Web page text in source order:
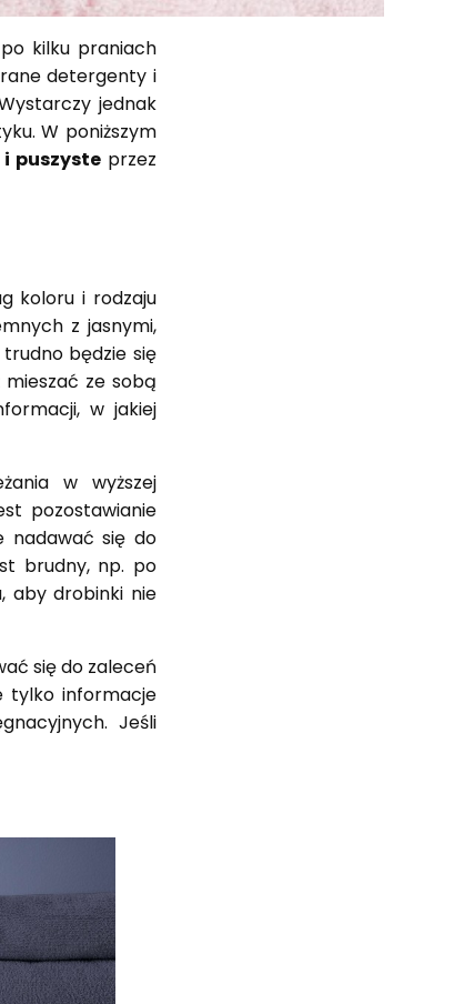
kilku praniach
detergenty i
jednak
W poniższym
puszyste przez
koloru i rodzaju
z jasnymi,
będzie się
ze sobą
w jakiej
w wyższej
pozostawianie
nadawać się do
brudny, np. po
aby drobinki nie
się do zaleceń
tylko informacje
Jeśli